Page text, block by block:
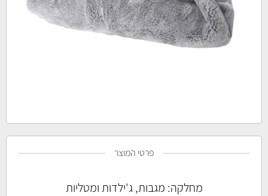
פרטי המוצר
מחלקה: מגבות, ג'ילדות ומטליות